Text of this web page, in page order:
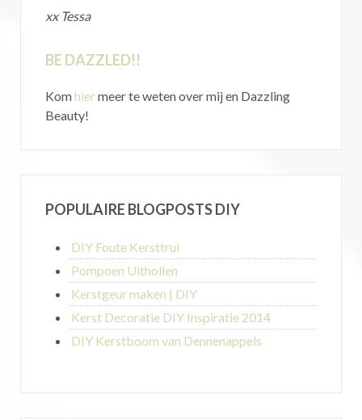
xx Tessa
BE DAZZLED!!
Komhiermeer te weten over mij en Dazzling
Beauty!
POPULAIRE BLOGPOSTS DIY
DIY Foute Kersttrui
Pompoen Uithollen
Kerstgeur maken | DIY
Kerst Decoratie DIY Inspiratie 2014
DIY Kerstboom van Dennenappels